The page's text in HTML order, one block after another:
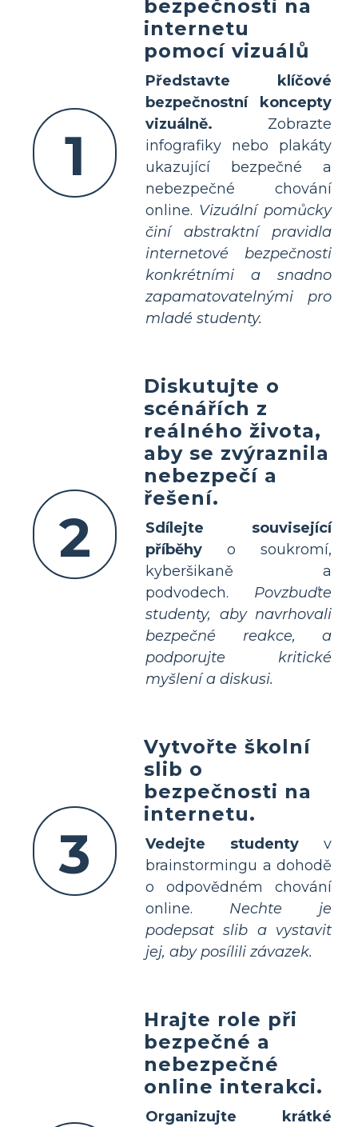
1
bezpečnosti na
internetu
pomocí vizuálů
Představte klíčové
bezpečnostní koncepty
vizuálně. Zobrazte
infografiky nebo plakáty
ukazující bezpečné a
nebezpečné chování
online. Vizuální pomůcky
činí abstraktní pravidla
internetové bezpečnosti
konkrétními a snadno
zapamatovatelnými pro
mladé studenty.
2
Diskutujte o
scénářích z
reálného života,
aby se zvýraznila
nebezpečí a
řešení.
Sdílejte související
příběhy o soukromí,
kyberšikaně a
podvodech. Povzbuďte
studenty, aby navrhovali
bezpečné reakce, a
podporujte kritické
myšlení a diskusi.
3
Vytvořte školní
slib o
bezpečnosti na
internetu.
Vedejte studenty v
brainstormingu a dohodě
o odpovědném chování
online. Nechte je
podepsat slib a vystavit
jej, aby posílili závazek.
Hrajte role při
bezpečné a
nebezpečné
online interakci.
Organizujte krátké